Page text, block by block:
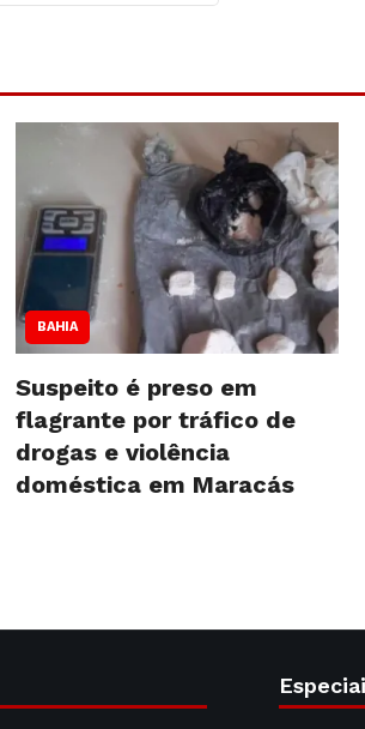
BAHIA
Suspeito é preso em
flagrante por tráfico de
drogas e violência
doméstica em Maracás